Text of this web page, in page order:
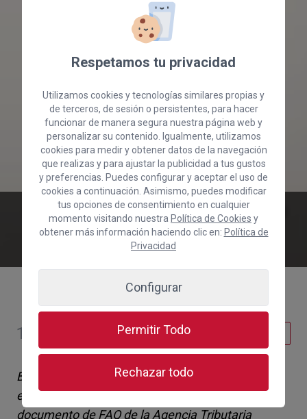
Boletín de Información diaria sobre el
COVID-19 y el Estado de Alarma
17/04/2020
17 de abril de 2020
Boletín de Información diaria sobre el COVID-19 y
el Estado de Alarma del 17/04/2020 que incluye
documento de FAQ de la Agencia Tributaria
Respetamos tu privacidad
Utilizamos cookies y tecnologías similares propias y
de terceros, de sesión o persistentes, para hacer
funcionar de manera segura nuestra página web y
personalizar su contenido. Igualmente, utilizamos
cookies para medir y obtener datos de la navegación
que realizas y para ajustar la publicidad a tus gustos
y preferencias. Puedes configurar y aceptar el uso de
cookies a continuación. Asimismo, puedes modificar
tus opciones de consentimiento en cualquier
momento visitando nuestra Política de Cookies y
obtener más información haciendo clic en: Política de
Privacidad
Configurar
Permitir Todo
Rechazar todo